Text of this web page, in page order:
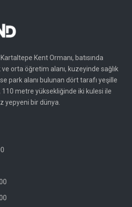
Kent Ormanı, batısında
ve orta öğretim alanı, kuzeyinde sağlık
park alanı bulunan dört tarafı yeşille
110 metre yüksekliğinde iki kulesi ile
yepyeni bir dünya.